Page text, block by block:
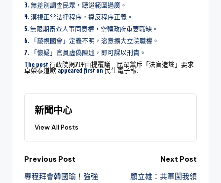
3. 無差別調查民眾，聽證範圍過廣。
4. 漠視正當法律程序，違反程序正義。
5. 無限期審查人事同意權，空轉政府重要職缺。
6. 「藐視國會」定義不明，恣意擴大立院職權。
7. 「懷疑」官員虛偽陳述，即可課以刑責。
The post行政院揭7理由提覆議 民眾黨斥「法盲造謠」要求
卓榮泰道歉 appeared first on民生電子報.
新聞中心
View All Posts
Previous Post
專程拜會韓國瑜！強強
Next Post
顧立雄：共軍闖我領